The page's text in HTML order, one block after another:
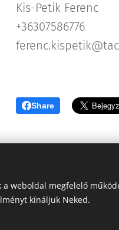
Kis-Petik Ferenc
+36307586776
Share
weboldal megfelelő
kínáljuk Neked.